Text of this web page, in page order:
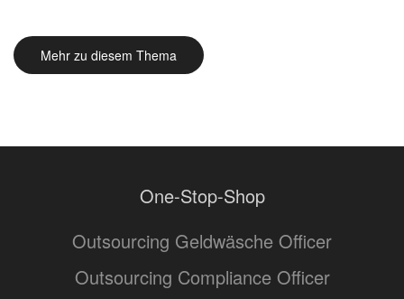
Mehr zu diesem Thema
One-Stop-Shop
Outsourcing Geldwäsche Officer
Outsourcing Compliance Officer